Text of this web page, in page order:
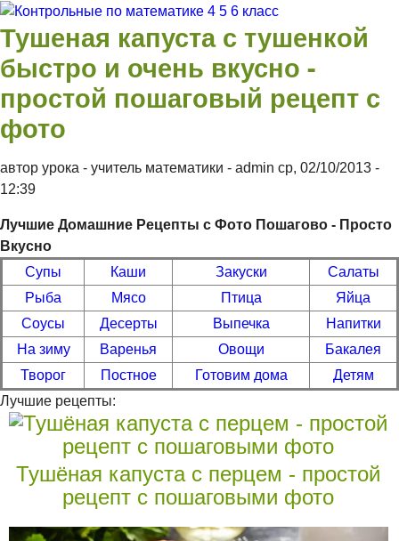
Перейти к основному содержанию
Контрольные
по
математике 4
5 6 класс
Тушеная капуста с тушенкой
быстро и очень вкусно -
простой пошаговый рецепт с
фото
автор урока - учитель математики - admin ср, 02/10/2013 -
12:39
Лучшие Домашние Рецепты с Фото Пошагово - Просто
Вкусно
Супы
Каши Закуски
Салаты
Рыба
Мясо Птица
Яйца
Соусы
Десерты Выпечка
Напитки
На зиму
Варенья Овощи
Бакалея
Творог
Постное Готовим дома
Детям
Лучшие рецепты:
Тушёная капуста с перцем - простой
рецепт с пошаговыми фото